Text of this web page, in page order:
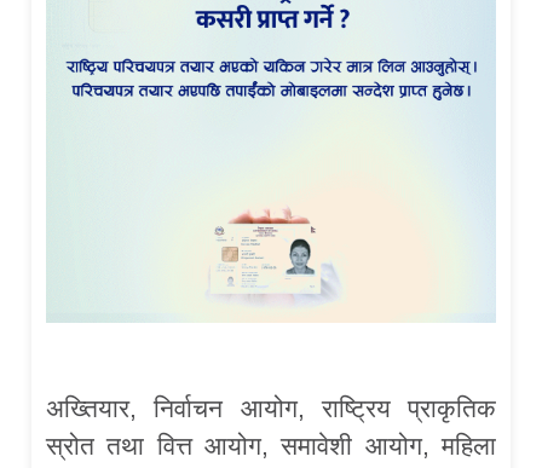
अख्तियार, निर्वाचन आयोग, राष्ट्रिय प्राकृतिक
स्रोत तथा वित्त आयोग, समावेशी आयोग, महिला